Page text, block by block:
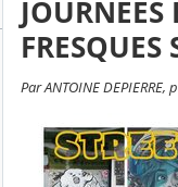
Par ANTOINE